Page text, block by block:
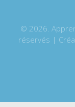
© 2026.
réservés |